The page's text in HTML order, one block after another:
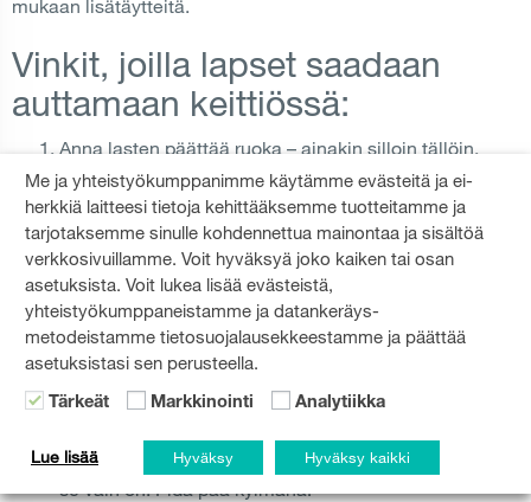
mukaan lisätäytteitä.
Vinkit, joilla lapset saadaan
auttamaan keittiössä:
Anna lasten päättää ruoka – ainakin silloin tällöin.
Vähennä kännykän ja tabletin käyttöä.
Anna heidän paistaa ja käyttää uunia, mutta auta
nostamaan ruoka pois uunista.
Tee lukujärjestys.
Tehkää pieniä annoksia – silloin yleensä jokaiselle
löytyy jotakin puuhailtavaa.
Tehkää ruokaa, josta lapset pitävät, mutta uskaltakaa
kokeilla myös jotain uutta.
Jakakaa vastuualueet: vihannekset, kastike, kattaus,
Muista joustavuus. Keittiössä sattuu ja tapahtuu – niin
se vain on. Pidä pää kylmänä!
Me ja yhteistyökumppanimme käytämme evästeitä ja ei-
herkkiä laitteesi tietoja kehittääksemme tuotteitamme ja
tarjotaksemme sinulle kohdennettua mainontaa ja sisältöä
verkkosivuillamme. Voit hyväksyä joko kaiken tai osan
asetuksista. Voit lukea lisää evästeistä,
yhteistyökumppaneistamme ja datankeräys-
metodeistamme tietosuojalausekkeestamme ja päättää
asetuksistasi sen perusteella.
Tärkeät Markkinointi Analytiikka
Lue lisää Hyväksy Hyväksy kaikki